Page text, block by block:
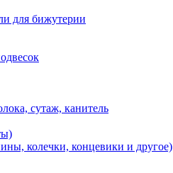
для бижутерии
сутаж, канитель
колечки, концевики и другое)